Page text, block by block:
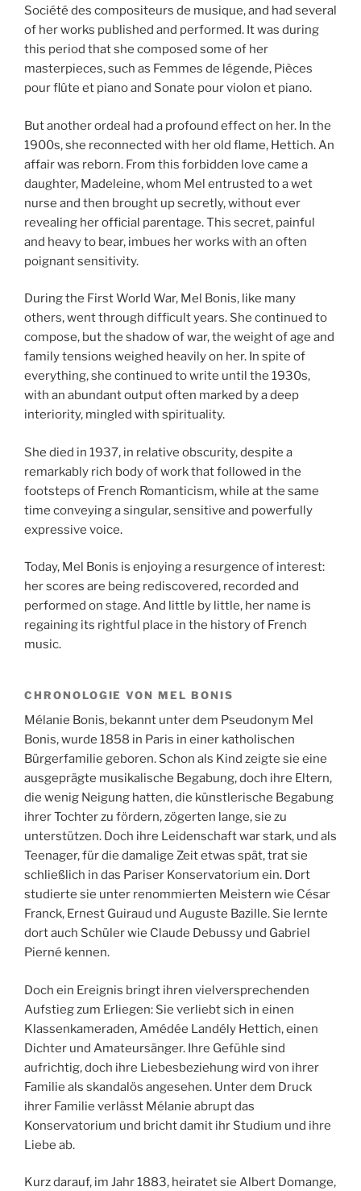
Société des compositeurs de musique, and had several
of her works published and performed. It was during
this period that she composed some of her
masterpieces, such as Femmes de légende, Pièces
pour flûte et piano and Sonate pour violon et piano.
But another ordeal had a profound effect on her. In the
1900s, she reconnected with her old flame, Hettich. An
affair was reborn. From this forbidden love came a
daughter, Madeleine, whom Mel entrusted to a wet
nurse and then brought up secretly, without ever
revealing her official parentage. This secret, painful
and heavy to bear, imbues her works with an often
poignant sensitivity.
During the First World War, Mel Bonis, like many
others, went through difficult years. She continued to
compose, but the shadow of war, the weight of age and
family tensions weighed heavily on her. In spite of
everything, she continued to write until the 1930s,
with an abundant output often marked by a deep
interiority, mingled with spirituality.
She died in 1937, in relative obscurity, despite a
remarkably rich body of work that followed in the
footsteps of French Romanticism, while at the same
time conveying a singular, sensitive and powerfully
expressive voice.
Today, Mel Bonis is enjoying a resurgence of interest:
her scores are being rediscovered, recorded and
performed on stage. And little by little, her name is
regaining its rightful place in the history of French
music.
CHRONOLOGIE VON MEL BONIS
Mélanie Bonis, bekannt unter dem Pseudonym Mel
Bonis, wurde 1858 in Paris in einer katholischen
Bürgerfamilie geboren. Schon als Kind zeigte sie eine
ausgeprägte musikalische Begabung, doch ihre Eltern,
die wenig Neigung hatten, die künstlerische Begabung
ihrer Tochter zu fördern, zögerten lange, sie zu
unterstützen. Doch ihre Leidenschaft war stark, und als
Teenager, für die damalige Zeit etwas spät, trat sie
schließlich in das Pariser Konservatorium ein. Dort
studierte sie unter renommierten Meistern wie César
Franck, Ernest Guiraud und Auguste Bazille. Sie lernte
dort auch Schüler wie Claude Debussy und Gabriel
Pierné kennen.
Doch ein Ereignis bringt ihren vielversprechenden
Aufstieg zum Erliegen: Sie verliebt sich in einen
Klassenkameraden, Amédée Landély Hettich, einen
Dichter und Amateursänger. Ihre Gefühle sind
aufrichtig, doch ihre Liebesbeziehung wird von ihrer
Familie als skandalös angesehen. Unter dem Druck
ihrer Familie verlässt Mélanie abrupt das
Konservatorium und bricht damit ihr Studium und ihre
Liebe ab.
Kurz darauf, im Jahr 1883, heiratet sie Albert Domange,